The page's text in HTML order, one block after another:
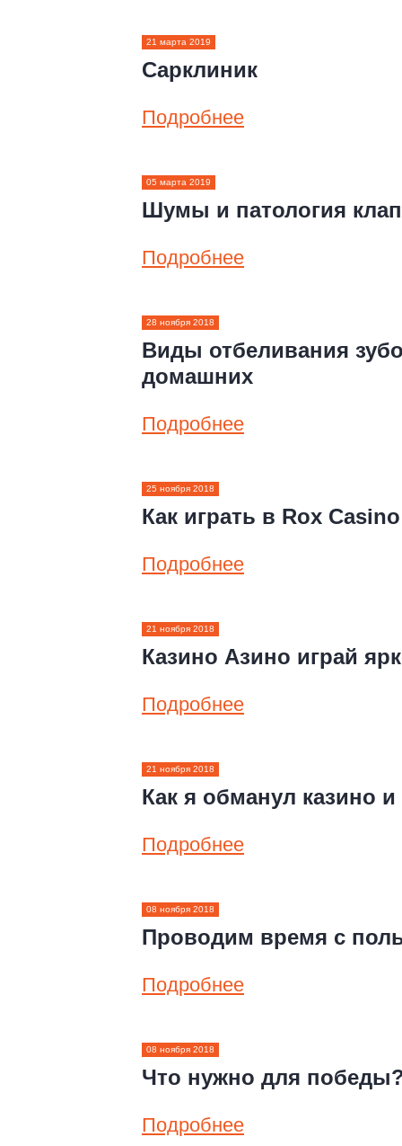
21 марта 2019
Сарклиник
Подробнее
05 марта 2019
Шумы и патология
Подробнее
28 ноября 2018
Виды отбеливания
домашних
Подробнее
25 ноября 2018
Как играть в Rox
Подробнее
21 ноября 2018
Казино Азино играй
Подробнее
21 ноября 2018
Как я обманул казино
Подробнее
08 ноября 2018
Проводим время с
Подробнее
08 ноября 2018
Что нужно для
Подробнее